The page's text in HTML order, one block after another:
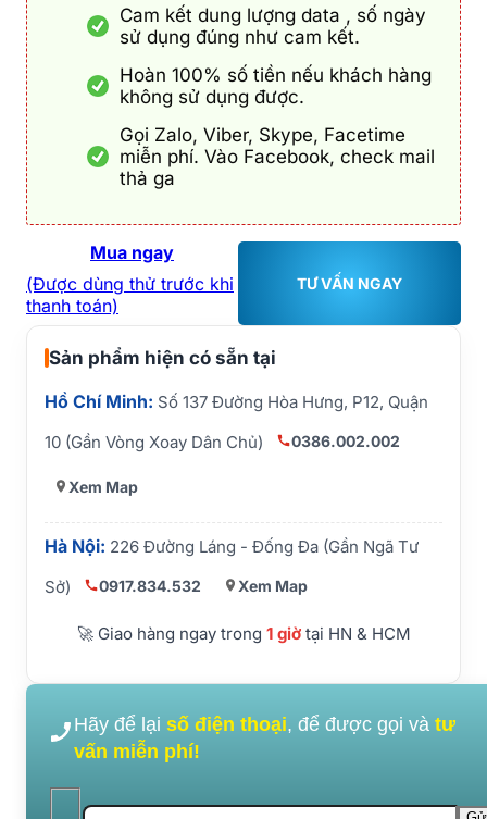
Cam kết dung lượng data , số ngày
sử dụng đúng như cam kết.
Hoàn 100% số tiền nếu khách hàng
không sử dụng được.
Gọi Zalo, Viber, Skype, Facetime
miễn phí. Vào Facebook, check mail
thả ga
Mua ngay
(Được dùng thử trước khi
thanh toán)
TƯ VẤN NGAY
Sản phẩm hiện có sẵn tại
Hồ Chí Minh: Số 137 Đường Hòa Hưng, P12, Quận
10 (Gần Vòng Xoay Dân Chủ)
0386.002.002
Xem Map
Hà Nội: 226 Đường Láng - Đống Đa (Gần Ngã Tư
Sở)
0917.834.532 Xem Map
🚀 Giao hàng ngay trong 1 giờtại HN & HCM
Hãy để lại số điện thoại, để được gọi và tư
vấn miễn phí!